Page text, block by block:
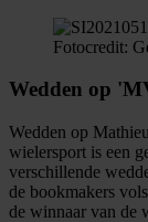
Fotocredit:
Wedden op
Wedden op
wielersport is een
verschillende
de bookmakers
de winnaar van de